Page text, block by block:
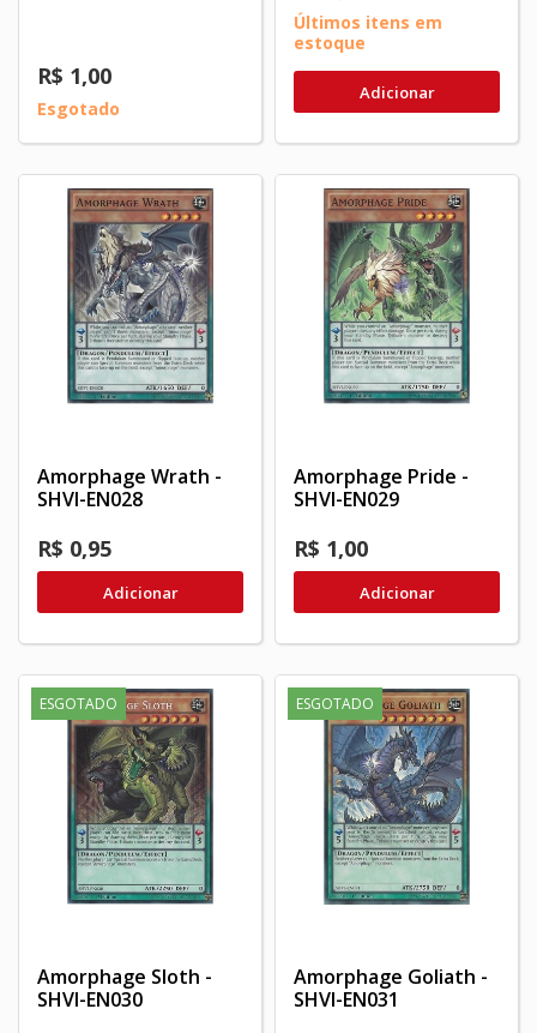
R$ 1,00
Esgotado
Últimos itens em
estoque
Adicionar
Amorphage Wrath -
SHVI-EN028
R$ 0,95
Adicionar
Amorphage Pride -
SHVI-EN029
R$ 1,00
Adicionar
ESGOTADO
Amorphage Sloth -
SHVI-EN030
ESGOTADO
Amorphage Goliath -
SHVI-EN031